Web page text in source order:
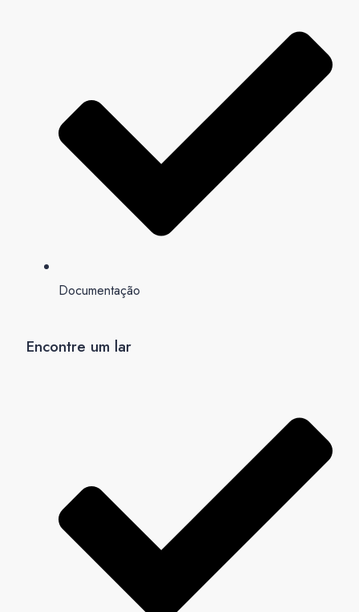
Documentação
Encontre um lar